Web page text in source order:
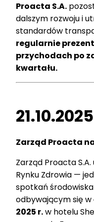
Proacta S.A.
dalszym rozwoju i
standardów
regularnie
przychodach po
kwartału.
21.10.2025
Zarząd Proacta
Zarząd Proacta
Rynku Zdrowia —
spotkań
odbywającym się w
2025 r.w hotelu